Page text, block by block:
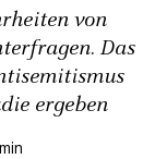
von
Das
ergeben